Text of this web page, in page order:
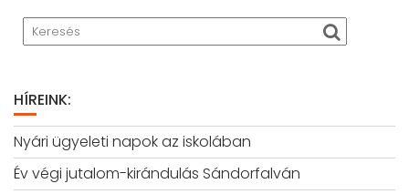
HÍREINK:
Nyári ügyeleti napok az iskolában
Év végi jutalom-kirándulás Sándorfalván